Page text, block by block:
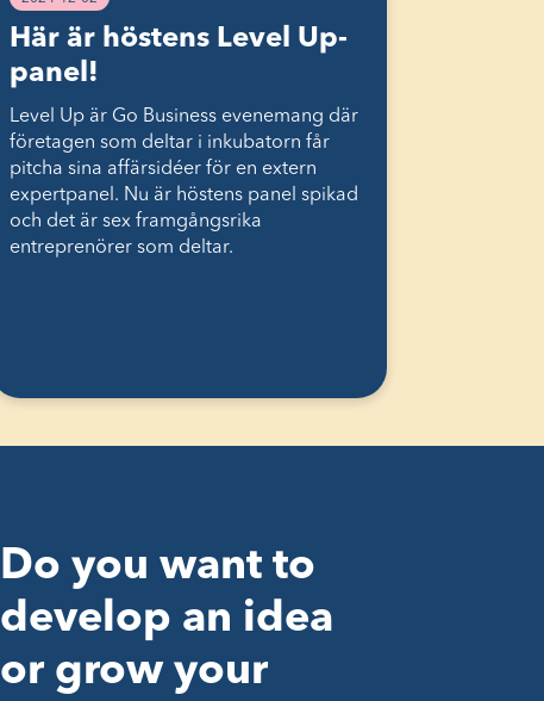
Här är höstens Level Up-
panel!
Level Up är Go Business evenemang där
företagen som deltar i inkubatorn får
pitcha sina affärsidéer för en extern
expertpanel. Nu är höstens panel spikad
och det är sex framgångsrika
entreprenörer som deltar.
Do you want to
develop an idea
or grow your